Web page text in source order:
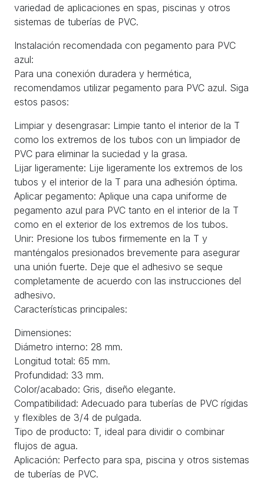
variedad de aplicaciones en spas, piscinas y otros
sistemas de tuberías de PVC.
Instalación recomendada con pegamento para PVC
azul:
Para una conexión duradera y hermética,
recomendamos utilizar pegamento para PVC azul. Siga
estos pasos:
Limpiar y desengrasar: Limpie tanto el interior de la T
como los extremos de los tubos con un limpiador de
PVC para eliminar la suciedad y la grasa.
Lijar ligeramente: Lije ligeramente los extremos de los
tubos y el interior de la T para una adhesión óptima.
Aplicar pegamento: Aplique una capa uniforme de
pegamento azul para PVC tanto en el interior de la T
como en el exterior de los extremos de los tubos.
Unir: Presione los tubos firmemente en la T y
manténgalos presionados brevemente para asegurar
una unión fuerte. Deje que el adhesivo se seque
completamente de acuerdo con las instrucciones del
adhesivo.
Características principales:
Dimensiones:
Diámetro interno: 28 mm.
Longitud total: 65 mm.
Profundidad: 33 mm.
Color/acabado: Gris, diseño elegante.
Compatibilidad: Adecuado para tuberías de PVC rígidas
y flexibles de 3/4 de pulgada.
Tipo de producto: T, ideal para dividir o combinar
flujos de agua.
Aplicación: Perfecto para spa, piscina y otros sistemas
de tuberías de PVC.